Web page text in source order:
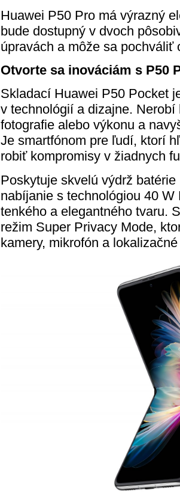
Huawei P50 Pro má výrazný
bude dostupný v dvoch
úpravách a môže sa
Otvorte sa inováciám s P50
Skladací Huawei P50 Pocket
v technológií a dizajne.
fotografie alebo výkonu a
Je smartfónom pre ľudí, ktorí
robiť kompromisy v žiadnych
Poskytuje skvelú výdrž
nabíjanie s technológiou 40
tenkého a elegantného tvaru.
režim Super Privacy Mode,
kamery, mikrofón a